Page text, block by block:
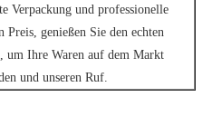
Verpackung und professionelle
genießen Sie den echten
um Ihre Waren auf dem Markt
und unseren Ruf.